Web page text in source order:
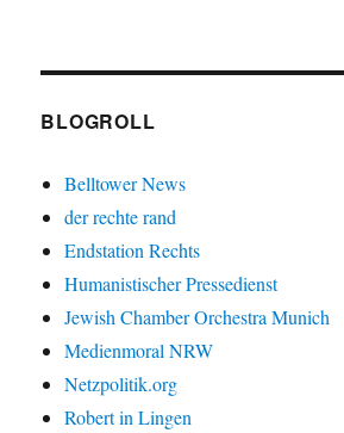
BLOGROLL
Belltower News
der rechte rand
Endstation Rechts
Humanistischer Pressedienst
Jewish Chamber Orchestra Munich
Medienmoral NRW
Netzpolitik.org
Robert in Lingen